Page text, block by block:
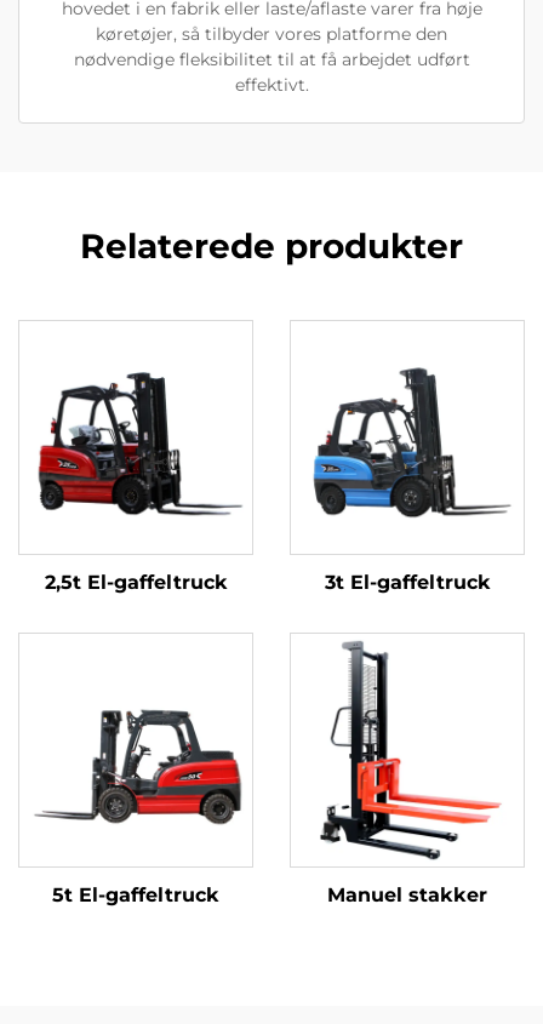
hovedet i en fabrik eller laste/aflaste varer fra høje
køretøjer, så tilbyder vores platforme den
nødvendige fleksibilitet til at få arbejdet udført
effektivt.
Relaterede produkter
2,5t El-gaffeltruck 3t El-gaffeltruck
5t El-gaffeltruck Manuel stakker